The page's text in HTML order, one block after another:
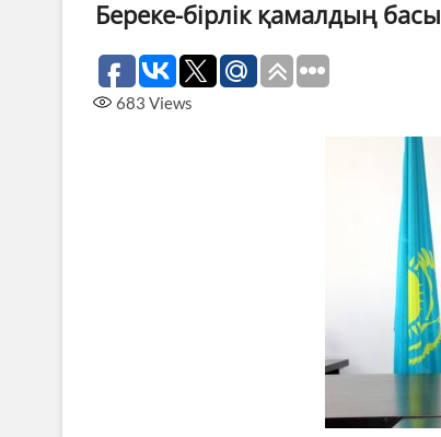
Береке-бірлік қамалдың басы
683 Views